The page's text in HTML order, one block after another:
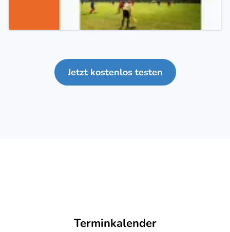
Jetzt kostenlos testen
Terminkalender